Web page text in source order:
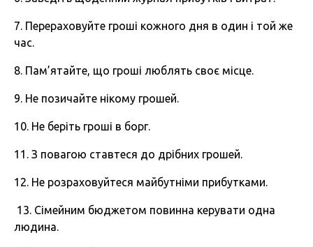
7. Перераховуйте гроші кожного дня в один і той же
час.
8. Пам’ятайте, що гроші люблять своє місце.
9. Не позичайте нікому грошей.
10. Не беріть гроші в борг.
11. З повагою ставтеся до дрібних грошей.
12. Не розраховуйтеся майбутніми прибутками.
13. Сімейним бюджетом повинна керувати одна
людина.